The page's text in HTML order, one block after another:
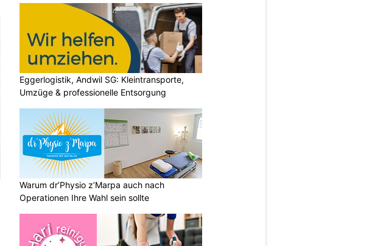
Eggerlogistik, Andwil SG: Kleintransporte,
Umzüge & professionelle Entsorgung
Warum dr’Physio z’Marpa auch nach
Operationen Ihre Wahl sein sollte